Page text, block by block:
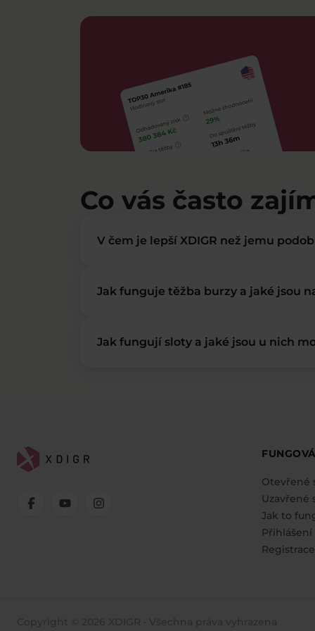
Co vás často
V čem je lepší XDIGR než jemu
Jak funguje těžba burzy a jaké jsou
Jak fungují sloty a jaké jsou u nich
Otevřené
Uzavřené
Jak to
Přihlášení
Registrace